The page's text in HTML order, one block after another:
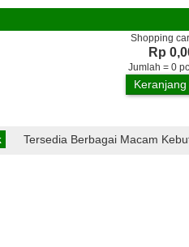
Shopping
Rp
Jumlah = 0
Keranjang
Tersedia Berbagai Macam